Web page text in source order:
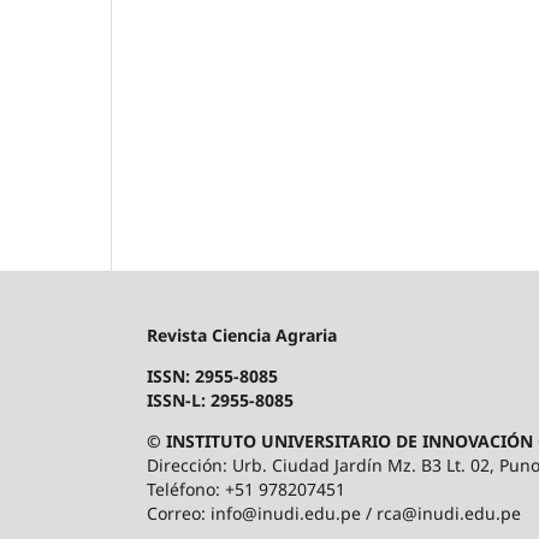
Revista Ciencia Agraria
ISSN: 2955-8085
ISSN-L: 2955-8085
© INSTITUTO UNIVERSITARIO DE
Dirección: Urb. Ciudad Jardín Mz. B3 Lt. 02,
Teléfono: +51 978207451
Correo: info@inudi.edu.pe / rca@inudi.edu.pe